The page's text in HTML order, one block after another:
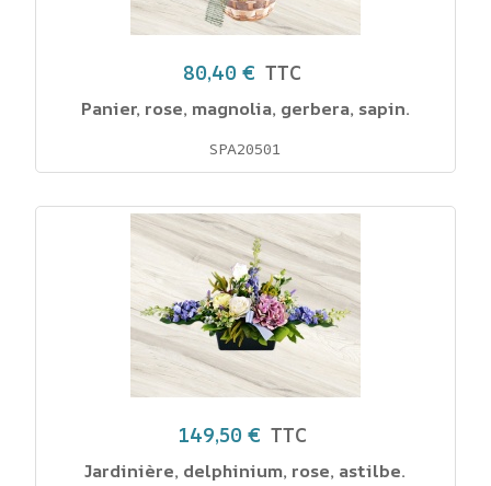
80,40 € TTC
Panier, rose, magnolia, gerbera, sapin.
SPA20501
149,50 € TTC
Jardinière, delphinium, rose, astilbe.